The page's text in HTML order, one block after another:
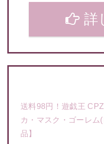
詳
送料98円！遊戯王
カ・マスク・ゴーレム
品】